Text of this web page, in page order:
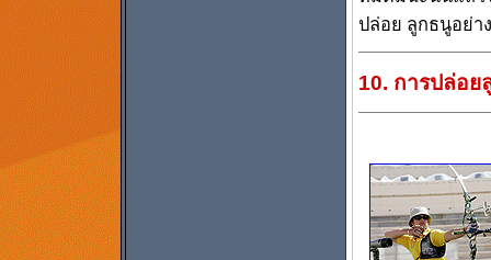
ปล่อย ลูกธนูอย่า
10. การปล่อย